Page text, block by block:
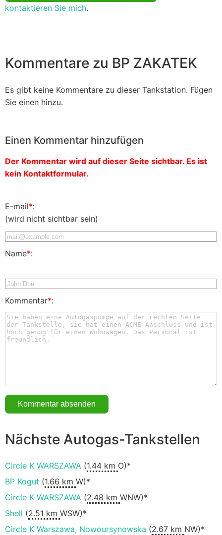
kontaktieren Sie mich.
Kommentare zu BP ZAKATEK
Es gibt keine Kommentare zu dieser Tankstation. Fügen
Sie einen hinzu.
Einen Kommentar hinzufügen
Der Kommentar wird auf dieser Seite sichtbar. Es ist
kein Kontaktformular.
E-mail*:
(wird nicht sichtbar sein)
Name*:
Kommentar*:
Nächste Autogas-Tankstellen
Circle K WARSZAWA (1.44 km O)*
BP Kogut (1.66 km W)*
Circle K WARSZAWA (2.48 km WNW)*
Shell (2.51 km WSW)*
Circle K Warszawa, Nowoursynowska (2.67 km NW)*